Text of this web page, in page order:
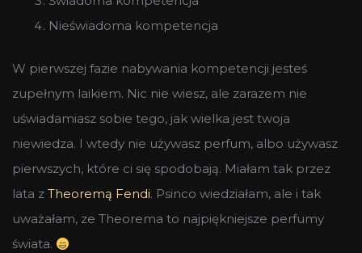
Nieświadoma kompetencja
W pierwszej fazie nabywania kompetencji jesteś
zupełnym laikiem. Nic nie wiesz, ale zarazem nie
uświadamiasz sobie tego, jak wielka jest twoja
niewiedza. I wtedy nie używasz perfum, albo używasz
pierwszych, które ci się spodobają. Miałam tak przez
lata z Theoremą Fendi. Psinco wiedziałam, ale i tak
uważałam, ze Theorema to najpiękniejsze perfumy
świata.